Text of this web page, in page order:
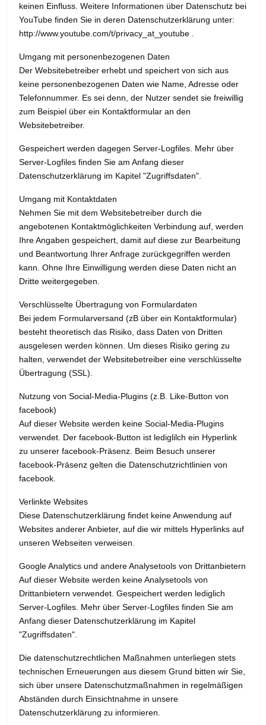
keinen Einfluss. Weitere Informationen über Datenschutz bei
YouTube finden Sie in deren Datenschutzerklärung unter:
http://www.youtube.com/t/privacy_at_youtube .
Umgang mit personenbezogenen Daten
Der Websitebetreiber erhebt und speichert von sich aus
keine personenbezogenen Daten wie Name, Adresse oder
Telefonnummer. Es sei denn, der Nutzer sendet sie freiwillig
zum Beispiel über ein Kontaktformular an den
Websitebetreiber.
Gespeichert werden dagegen Server-Logfiles. Mehr über
Server-Logfiles finden Sie am Anfang dieser
Datenschutzerklärung im Kapitel "Zugriffsdaten".
Umgang mit Kontaktdaten
Nehmen Sie mit dem Websitebetreiber durch die
angebotenen Kontaktmöglichkeiten Verbindung auf, werden
Ihre Angaben gespeichert, damit auf diese zur Bearbeitung
und Beantwortung Ihrer Anfrage zurückgegriffen werden
kann. Ohne Ihre Einwilligung werden diese Daten nicht an
Dritte weitergegeben.
Verschlüsselte Übertragung von Formulardaten
Bei jedem Formularversand (zB über ein Kontaktformular)
besteht theoretisch das Risiko, dass Daten von Dritten
ausgelesen werden können. Um dieses Risiko gering zu
halten, verwendet der Websitebetreiber eine verschlüsselte
Übertragung (SSL).
Nutzung von Social-Media-Plugins (z.B. Like-Button von
facebook)
Auf dieser Website werden keine Social-Media-Plugins
verwendet. Der facebook-Button ist lediglilch ein Hyperlink
zu unserer facebook-Präsenz. Beim Besuch unserer
facebook-Präsenz gelten die Datenschutzrichtlinien von
facebook.
Verlinkte Websites
Diese Datenschutzerklärung findet keine Anwendung auf
Websites anderer Anbieter, auf die wir mittels Hyperlinks auf
unseren Webseiten verweisen.
Google Analytics und andere Analysetools von Drittanbietern
Auf dieser Website werden keine Analysetools von
Drittanbietern verwendet. Gespeichert werden lediglich
Server-Logfiles. Mehr über Server-Logfiles finden Sie am
Anfang dieser Datenschutzerklärung im Kapitel
"Zugriffsdaten".
Die datenschutzrechtlichen Maßnahmen unterliegen stets
technischen Erneuerungen aus diesem Grund bitten wir Sie,
sich über unsere Datenschutzmaßnahmen in regelmäßigen
Abständen durch Einsichtnahme in unsere
Datenschutzerklärung zu informieren.